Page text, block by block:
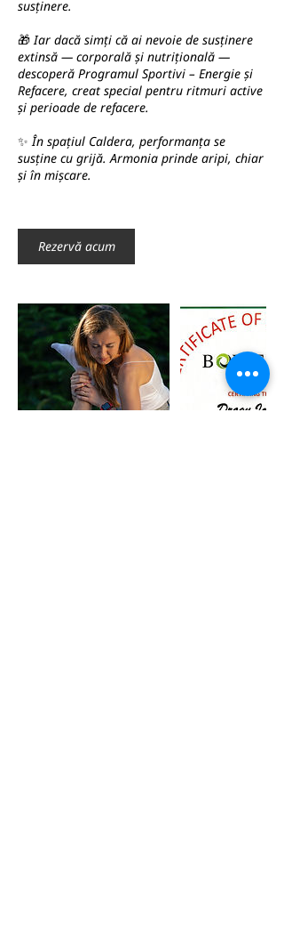
susținere.
🎁 Iar dacă simți că ai nevoie de susținere
extinsă — corporală și nutrițională —
descoperă Programul Sportivi – Energie și
Refacere, creat special pentru ritmuri active
și perioade de refacere.
✨ În spațiul Caldera, performanța se
susține cu grijă. Armonia prinde aripi, chiar
și în mișcare.
Rezervă acum